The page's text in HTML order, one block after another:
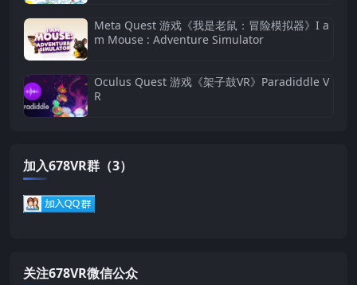
Meta Quest 游戏《我是老鼠：冒险模拟器》I a
m Mouse : Adventure Simulator
Oculus Quest 游戏《架子鼓VR》Paradiddle V
R
加入678VR群（3）
关注678VR微信公众